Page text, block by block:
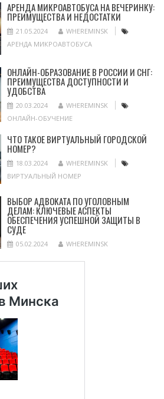
АРЕНДА МИКРОАВТОБУСА НА ВЕЧЕРИНКУ:
ПРЕИМУЩЕСТВА И НЕДОСТАТКИ
21.05.2024
WHEREMINSK
АРЕНДА МИКРОАВТОБУСА
ОНЛАЙН-ОБРАЗОВАНИЕ В РОССИИ И СНГ:
ПРЕИМУЩЕСТВА ДОСТУПНОСТИ И
УДОБСТВА
20.03.2024
WHEREMINSK
ОНЛАЙН-ОБУЧЕНИЕ
ЧТО ТАКОЕ ВИРТУАЛЬНЫЙ ГОРОДСКОЙ
НОМЕР?
18.03.2024
WHEREMINSK
ВИРТУАЛЬНЫЙ НОМЕР
ВЫБОР АДВОКАТА ПО УГОЛОВНЫМ
ДЕЛАМ: КЛЮЧЕВЫЕ АСПЕКТЫ
ОБЕСПЕЧЕНИЯ УСПЕШНОЙ ЗАЩИТЫ В
СУДЕ
05.02.2024 WHEREMINSK